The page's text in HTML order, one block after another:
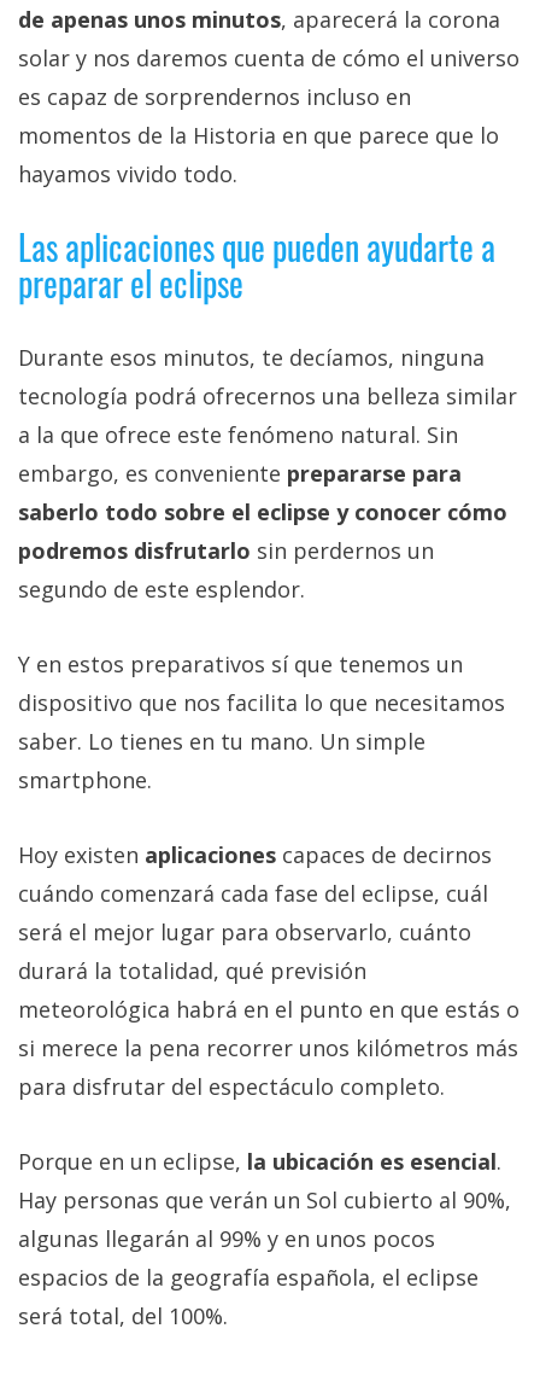
de apenas unos minutos, aparecerá la corona
solar y nos daremos cuenta de cómo el universo
es capaz de sorprendernos incluso en
momentos de la Historia en que parece que lo
hayamos vivido todo.
Las aplicaciones que pueden ayudarte a
preparar el eclipse
Durante esos minutos, te decíamos, ninguna
tecnología podrá ofrecernos una belleza similar
a la que ofrece este fenómeno natural. Sin
embargo, es conveniente prepararse para
saberlo todo sobre el eclipse y conocer cómo
podremos disfrutarlo sin perdernos un
segundo de este esplendor.
Y en estos preparativos sí que tenemos un
dispositivo que nos facilita lo que necesitamos
saber. Lo tienes en tu mano. Un simple
smartphone.
Hoy existen aplicaciones capaces de decirnos
cuándo comenzará cada fase del eclipse, cuál
será el mejor lugar para observarlo, cuánto
durará la totalidad, qué previsión
meteorológica habrá en el punto en que estás o
si merece la pena recorrer unos kilómetros más
para disfrutar del espectáculo completo.
Porque en un eclipse, la ubicación es esencial.
Hay personas que verán un Sol cubierto al 90%,
algunas llegarán al 99% y en unos pocos
espacios de la geografía española, el eclipse
será total, del 100%.